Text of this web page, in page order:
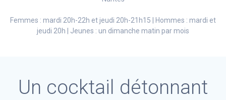
Femmes : mardi 20h-22h et jeudi 20h-21h15 | Hommes : mardi et
jeudi 20h | Jeunes : un dimanche matin par mois
Un cocktail détonnant